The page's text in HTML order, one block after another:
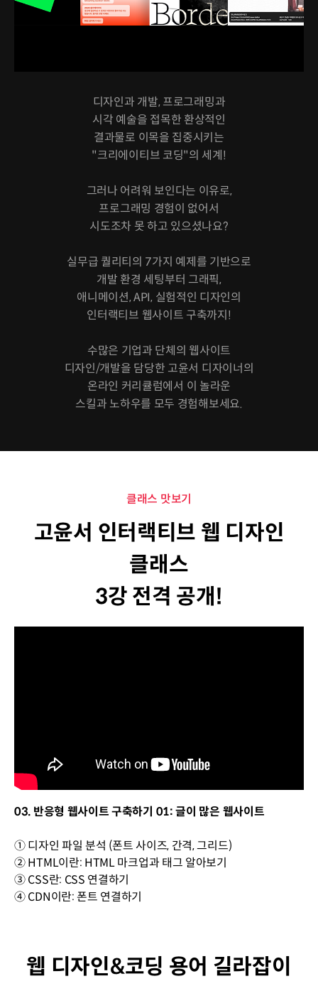
디자인과 개발, 프로그래밍과
시각 예술을 접목한 환상적인
결과물로 이목을 집중시키는
"크리에이티브 코딩"의 세계!
그러나 어려워 보인다는 이유로,
프로그래밍 경험이 없어서
시도조차 못 하고 있으셨나요?
실무급 퀄리티의 7가지 예제를 기반으로
개발 환경 세팅부터 그래픽,
애니메이션, API, 실험적인 디자인의
인터랙티브 웹사이트 구축까지!
수많은 기업과 단체의 웹사이트
디자인/개발을 담당한 고윤서 디자이너의
온라인 커리큘럼에서 이 놀라운
스킬과 노하우를 모두 경험해보세요.
클래스 맛보기
고윤서 인터랙티브 웹 디자인
클래스
3강 전격 공개!
03. 반응형 웹사이트 구축하기 01: 글이 많은 웹사이트
① 디자인 파일 분석 (폰트 사이즈, 간격, 그리드)
② HTML이란: HTML 마크업과 태그 알아보기
③ CSS란: CSS 연결하기
④ CDN이란: 폰트 연결하기
웹 디자인&코딩 용어 길라잡이